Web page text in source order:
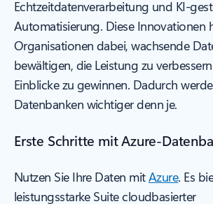
Echtzeitdatenverarbeitung und KI-
Automatisierung. Diese Innovationen
Organisationen dabei, wachsende
bewältigen, die Leistung zu
Einblicke zu gewinnen. Dadurch
Datenbanken wichtiger denn je.
Erste Schritte mit Azure-
Nutzen Sie Ihre Daten mitAzure. Es
leistungsstarke Suite cloudbasierter